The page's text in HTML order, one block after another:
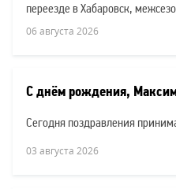
переезде в Хабаровск,
06 августа 2026
С днём рождения,
Сегодня поздравления
03 августа 2026